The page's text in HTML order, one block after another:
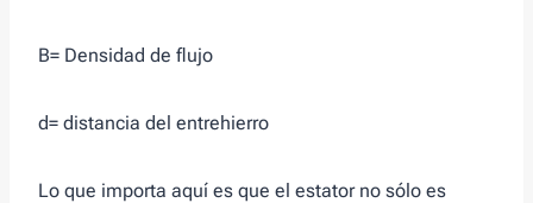
B= Densidad de flujo
d= distancia del entrehierro
Lo que importa aquí es que el estator no sólo es